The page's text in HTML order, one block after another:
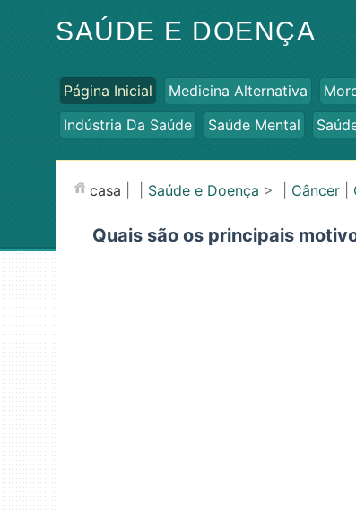
SAÚDE E DOENÇA
Página Inicial Medicina Alternativa
Indústria Da Saúde
Saúde Mental
casa Saúde e Doença > | Câncer
Quais são os principais